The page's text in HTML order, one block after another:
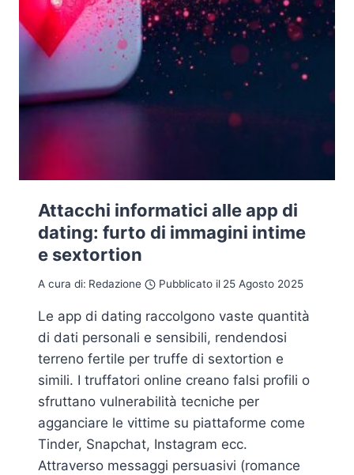
Attacchi informatici alle app di
dating: furto di immagini intime
e sextortion
A cura di: Redazione Pubblicato il 25 Agosto 2025
Le app di dating raccolgono vaste quantità
di dati personali e sensibili, rendendosi
terreno fertile per truffe di sextortion e
simili. I truffatori online creano falsi profili o
sfruttano vulnerabilità tecniche per
agganciare le vittime su piattaforme come
Tinder, Snapchat, Instagram ecc.
Attraverso messaggi persuasivi (romance